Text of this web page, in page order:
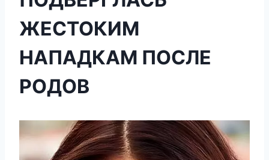
ЖЕСТОКИМ
НАПАДКАМ ПОСЛЕ
РОДОВ